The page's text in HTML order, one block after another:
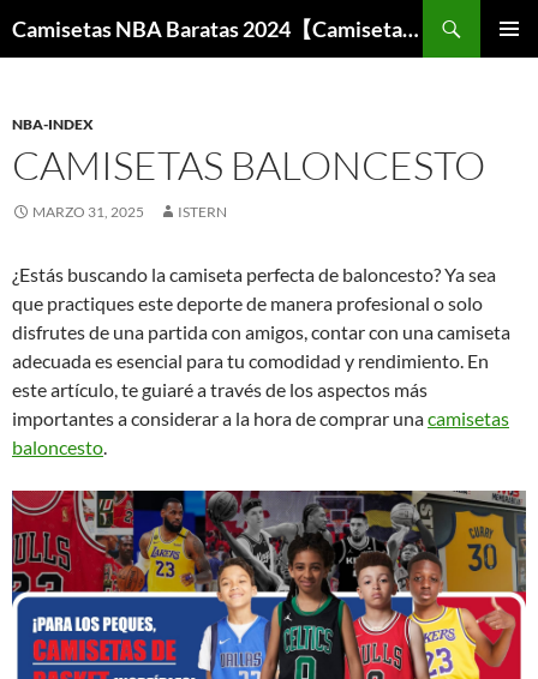
Camisetas NBA Baratas 2024【Camisetas Especiales Baloncesto】
NBA-INDEX
CAMISETAS BALONCESTO
MARZO 31, 2025 ISTERN
¿Estás buscando la camiseta perfecta de baloncesto? Ya sea
que practiques este deporte de manera profesional o solo
disfrutes de una partida con amigos, contar con una camiseta
adecuada es esencial para tu comodidad y rendimiento. En
este artículo, te guiaré a través de los aspectos más
importantes a considerar a la hora de comprar unacamisetas
baloncesto.